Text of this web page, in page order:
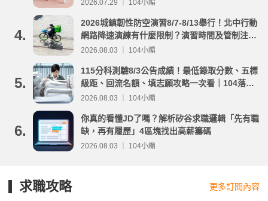
2026.07.29 ｜ 104小編
4.
2026城鎮韌性防空演習8/7-8/13舉行！北中行動
網路降速演練有什麼限制？演習時間及管制注意
事項整理
2026.08.03 ｜ 104小編
5.
115分科測驗8/3公告成績！最低錄取分數、五標
級距、回流名額、填志願攻略一次看｜104落點
分析
2026.08.03 ｜ 104小編
6.
你真的看懂JD了嗎？解析矽谷求職邏輯「先有職
缺，再有履歷」4區塊找出高薪籌碼
2026.08.03 ｜ 104小編
求職攻略 更多訂閱內容